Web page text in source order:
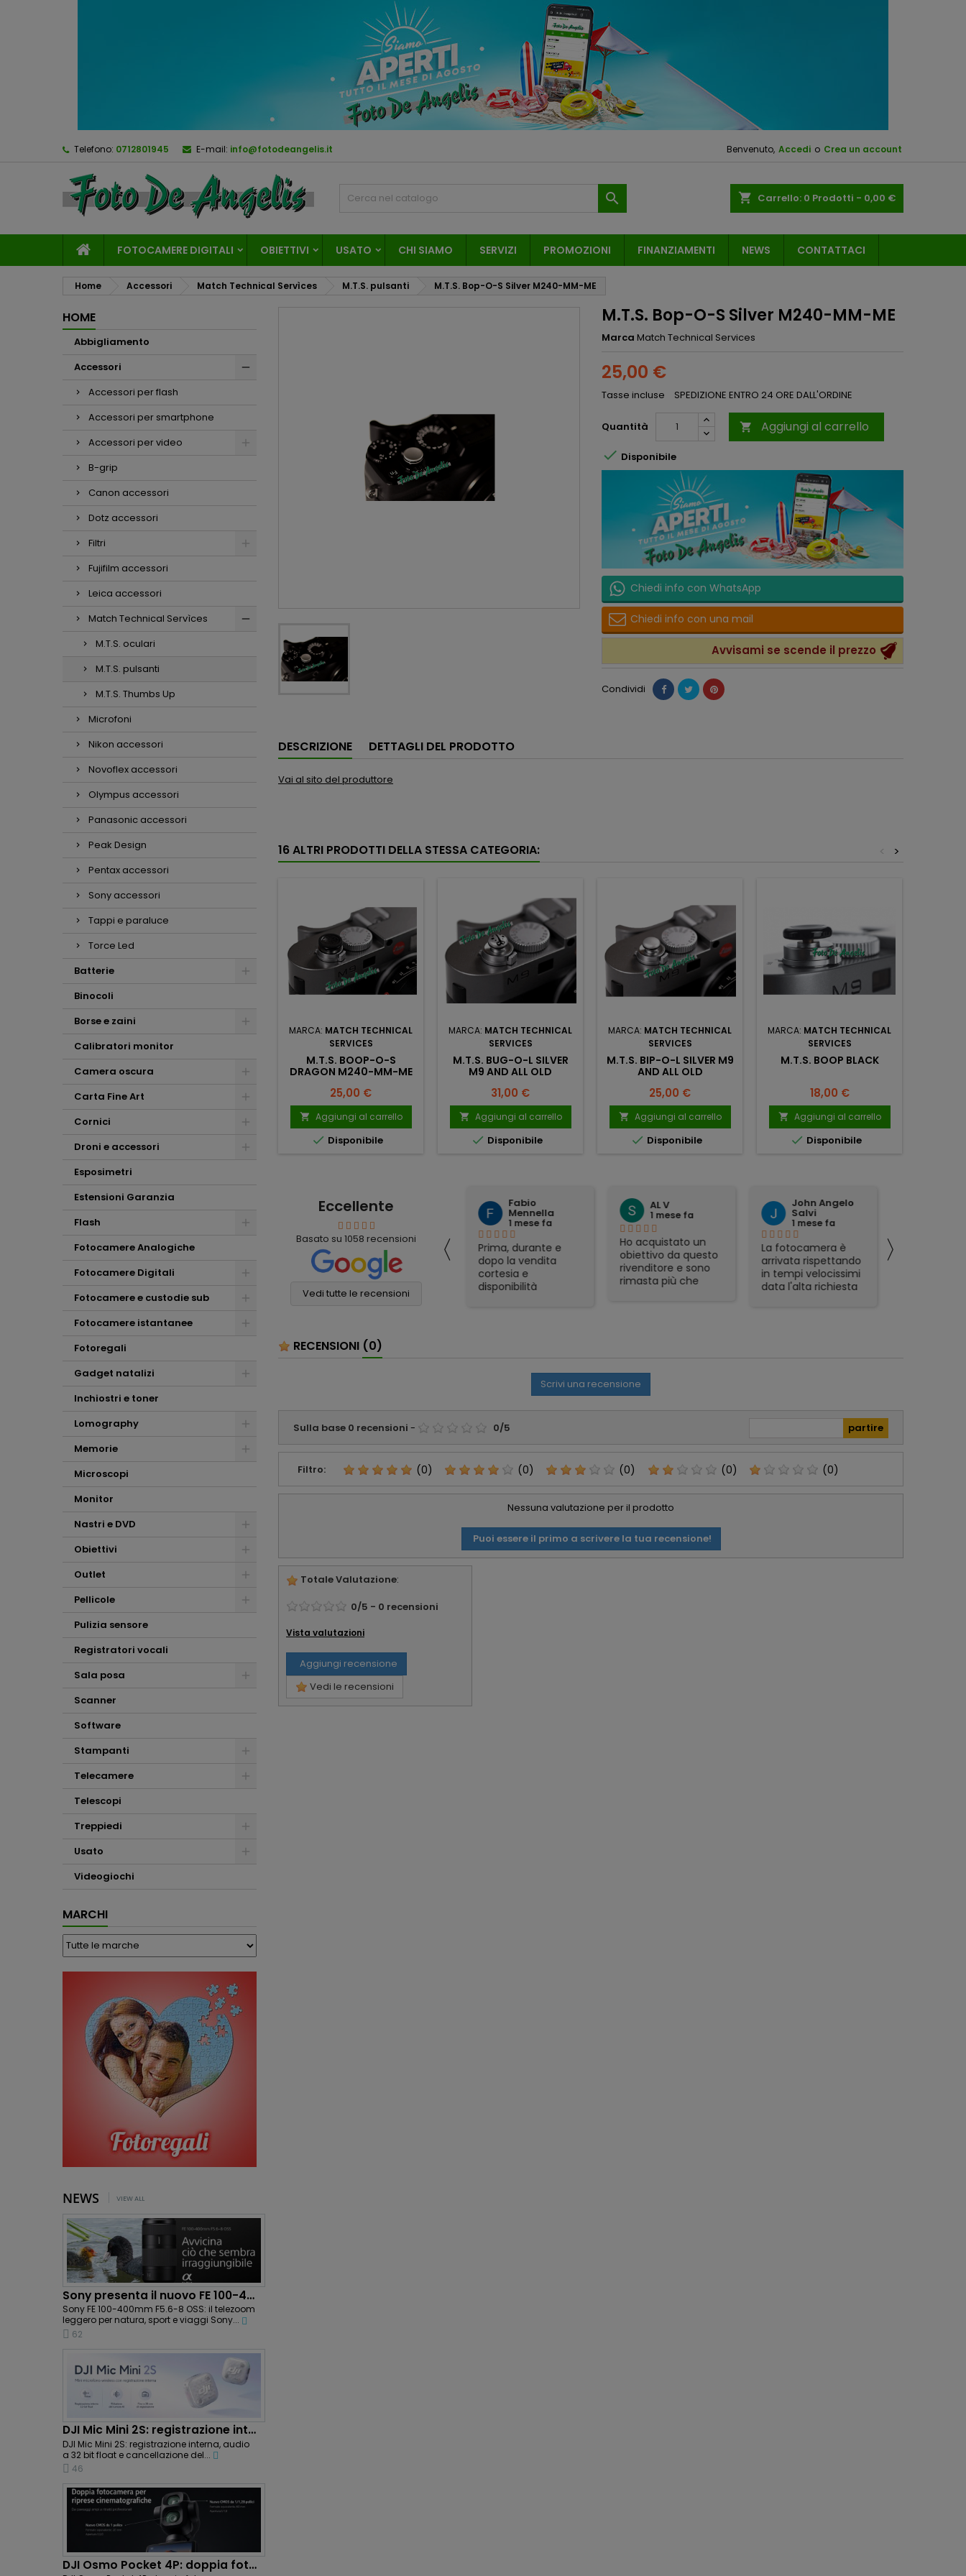
Telefono: 0712801945 E-mail: info@fotodeangelis.it Benvenuto, Accedi o Crea un account
shopping_cart Carrello: 0 Prodotti - 0,00 €

FOTOCAMERE DIGITALI OBIETTIVI USATO CHI SIAMO SERVIZI PROMOZIONI FINANZIAMENTI NEWS CONTATTACI
Home Accessori Match Technical Servìces M.T.S. pulsanti M.T.S. Bop-O-S Silver M240-MM-ME
HOME
Abbigliamento
Accessori
Accessori per flash
Accessori per smartphone
Accessori per video
B-grip
Canon accessori
Dotz accessori
Filtri
Fujifilm accessori
Leica accessori
Match Technical Servìces
M.T.S. oculari
M.T.S. pulsanti
M.T.S. Thumbs Up
Microfoni
Nikon accessori
Novoflex accessori
Olympus accessori
Panasonic accessori
Peak Design
Pentax accessori
Sony accessori
Tappi e paraluce
Torce Led
Batterie
Binocoli
Borse e zaini
Calibratori monitor
Camera oscura
Carta Fine Art
Cornici
Droni e accessori
Esposimetri
Estensioni Garanzia
Flash
Fotocamere Analogiche
Fotocamere Digitali
Fotocamere e custodie sub
Fotocamere istantanee
Fotoregali
Gadget natalizi
Inchiostri e toner
Lomography
Memorie
Microscopi
Monitor
Nastri e DVD
Obiettivi
Outlet
Pellicole
Pulizia sensore
Registratori vocali
Sala posa
Scanner
Software
Stampanti
Telecamere
Telescopi
Treppiedi
Usato
Videogiochi
MARCHI
NEWS VIEW ALL
Sony presenta il nuovo FE 100-400mm F5.6-8 OSS:...
Sony FE 100-400mm F5.6-8 OSS: il telezoom
leggero per natura, sport e viaggi Sony...
62
DJI Mic Mini 2S: registrazione interna e...
DJI Mic Mini 2S: registrazione interna, audio
a 32 bit float e cancellazione del...
46
DJI Osmo Pocket 4P: doppia fotocamera e riprese...
M.T.S. Bop-O-S Silver M240-MM-ME
Marca Match Technical Services
25,00 €
Tasse incluse SPEDIZIONE ENTRO 24 ORE DALL'ORDINE
Quantità  Aggiungi al carrello
 Disponibile
Chiedi info con WhatsApp
Chiedi info con una mail
Avvisami se scende il prezzo
Condividi
DESCRIZIONE DETTAGLI DEL PRODOTTO
Vai al sito del produttore
16 ALTRI PRODOTTI DELLA STESSA CATEGORIA: >
<
MARCA: MATCH TECHNICAL
SERVICES
M.T.S. BOOP-O-S
DRAGON M240-MM-ME
Prezzo
25,00 €
 Aggiungi al carrello
 Disponibile
MARCA: MATCH TECHNICAL
SERVICES
M.T.S. BUG-O-L SILVER
M9 AND ALL OLD
Prezzo
31,00 €
 Aggiungi al carrello
 Disponibile
MARCA: MATCH TECHNICAL
SERVICES
M.T.S. BIP-O-L SILVER M9
AND ALL OLD
Prezzo
25,00 €
 Aggiungi al carrello
 Disponibile
MARCA: MATCH TECHNICAL
SERVICES
M.T.S. BOOP BLACK
Prezzo
18,00 €
 Aggiungi al carrello
 Disponibile
Eccellente
Basato su1058 recensioni
Vedi tutte le recensioni
〈
Ho molto
apprezzato la
scrupolosità nella
valutazione del mio
usato e i consigli per
nuova fotocamera
difetti) . Mi ritengo
soddisfatto e
consulenza che mi
Affabilità e
che altro !!!
Tutto
perfetto! Non vedo
pretendere di più,
mauro simeoli
1 mese fa
Ho acquistato per
corrispondenza un
binocolo Nikon. Il
prezzo era il più
conveniente online
perfetto
Fabio
Mennella
1 mese fa
Prima, durante e
dopo la vendita
cortesia e
disponibilità
AL V
1 mese fa
Ho acquistato un
obiettivo da questo
rivenditore e sono
rimasta più che
consiglio, serio e
affidabile.
John Angelo
Salvi
1 mese fa
La fotocamera è
arrivata rispettando
in tempi velocissimi
data l'alta richiesta
〉
RECENSIONI (0)
Scrivi una recensione
Sulla base 0 recensioni - 0/5
Filtro: (0) (0) (0) (0) (0)
Nessuna valutazione per il prodotto
Puoi essere il primo a scrivere la tua recensione!
Totale Valutazione:
0/5 - 0 recensioni
Vista valutazioni
Aggiungi recensione
Vedi le recensioni